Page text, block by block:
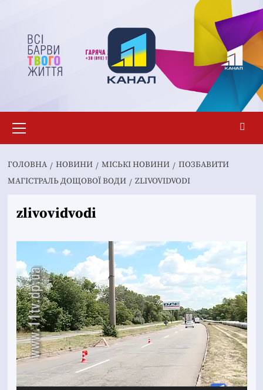
вмісту
меню
ГОЛОВНА НОВИНИ MІСЬКІ НОВИНИ
ПОЗБАВИТИ
МАГІСТРАЛЬ ДОЩОВОЇ ВОДИ
ZLIVOVIDVODI
zlivovidvodi
Відеопрогравач